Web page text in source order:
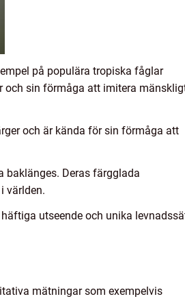
på populära tropiska fåglar
och sin förmåga att imitera
och är kända för sin förmåga att
baklänges. Deras färgglada
världen.
utseende och unika
mätningar som exempelvis